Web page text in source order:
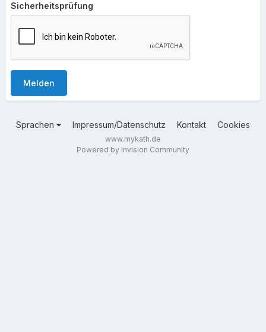
Sicherheitsprüfung
Melden
Sprachen Impressum/Datenschutz Kontakt Cookies
www.mykath.de
Powered by Invision Community